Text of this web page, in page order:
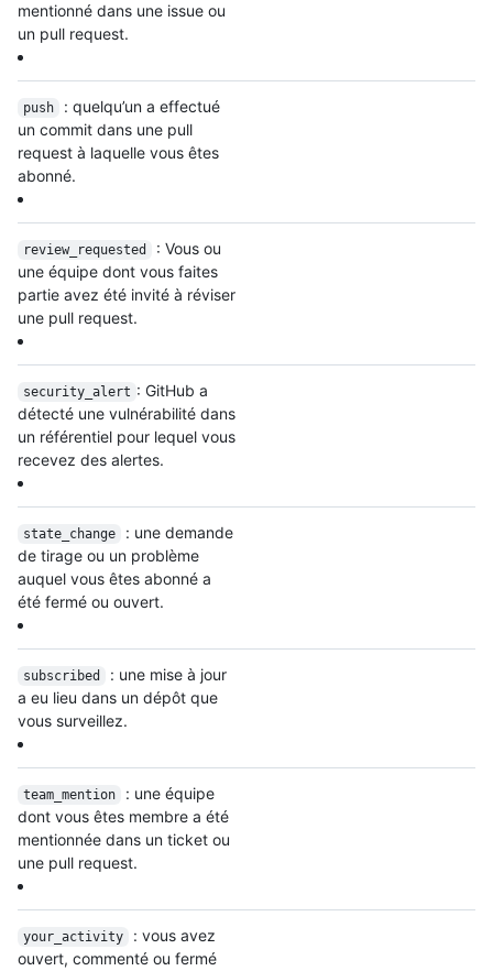
mentionné dans une issue ou
un pull request.
push
: quelqu’un a effectué
un commit dans une pull
request à laquelle vous êtes
abonné.
review_requested
: Vous ou
une équipe dont vous faites
partie avez été invité à réviser
une pull request.
security_alert : GitHub a
détecté une vulnérabilité dans
un référentiel pour lequel vous
recevez des alertes.
state_change
: une demande
de tirage ou un problème
auquel vous êtes abonné a
été fermé ou ouvert.
subscribed
: une mise à jour
a eu lieu dans un dépôt que
vous surveillez.
team_mention
: une équipe
dont vous êtes membre a été
mentionnée dans un ticket ou
une pull request.
your_activity
: vous avez
ouvert, commenté ou fermé